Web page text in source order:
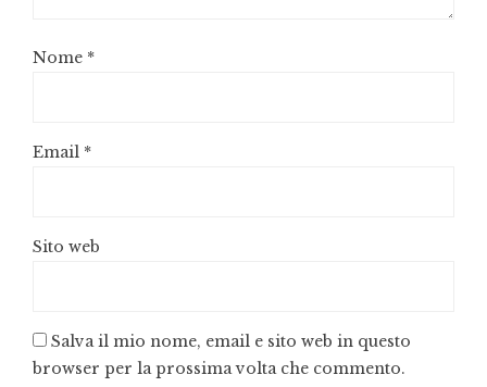
Nome *
Email *
Sito web
Salva il mio nome, email e sito web in questo
browser per la prossima volta che commento.